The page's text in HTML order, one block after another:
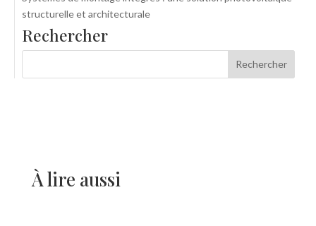
structurelle et architecturale
Rechercher
Rechercher
À lire aussi